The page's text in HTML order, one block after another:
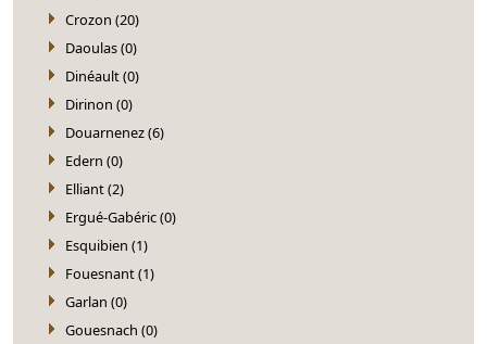
Crozon (20)
Daoulas (0)
Dinéault (0)
Dirinon (0)
Douarnenez (6)
Edern (0)
Elliant (2)
Ergué-Gabéric (0)
Esquibien (1)
Fouesnant (1)
Garlan (0)
Gouesnach (0)